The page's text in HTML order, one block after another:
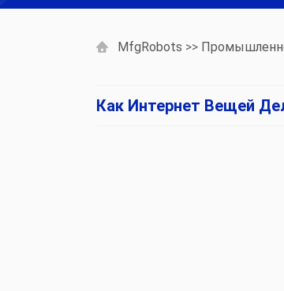
MfgRobots >>
Как Интернет Вещей